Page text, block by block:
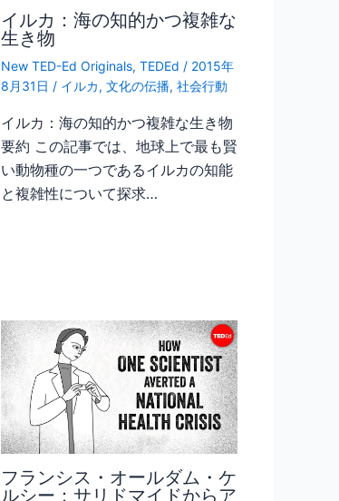
イルカ：海の知的かつ複雑な
生き物
New TED-Ed Originals, TEDEd / 2015年
8月31日 / イルカ, 文化の伝播, 社会行動
イルカ：海の知的かつ複雑な生き物
要約 この記事では、地球上で最も賢
い動物種の一つであるイルカの知能
と複雑性について探求…
フランシス・オールダム・ケ
ルシー：サリドマイドからア